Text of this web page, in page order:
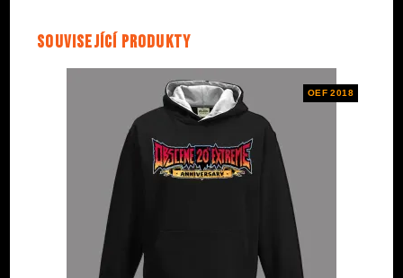
Související produkty
OEF 2018